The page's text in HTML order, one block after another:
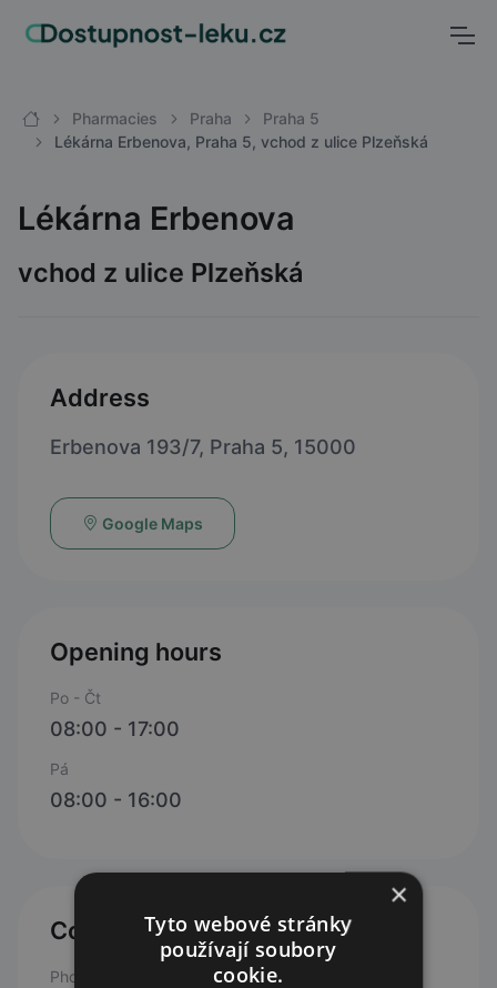
Pharmacies Praha
Praha 5
Lékárna Erbenova, Praha 5, vchod z ulice Plzeňská
Lékárna Erbenova
vchod z ulice Plzeňská
Address
Erbenova 193/7, Praha 5, 15000
Google Maps
Opening hours
Po - Čt
08:00 - 17:00
Pá
08:00 - 16:00
Contacts
Phone
×
Tyto webové stránky
používají soubory
cookie.